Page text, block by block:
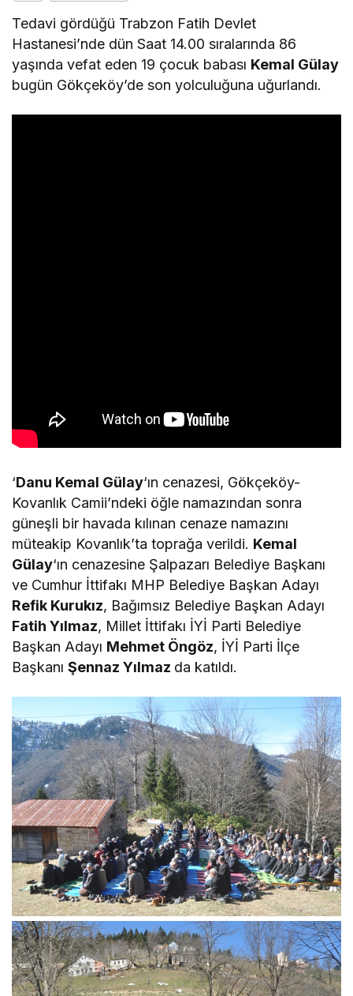
Tedavi gördüğü Trabzon Fatih Devlet
Hastanesi’nde dün Saat 14.00 sıralarında 86
yaşında vefat eden 19 çocuk babası Kemal Gülay
bugün Gökçeköy’de son yolculuğuna uğurlandı.
‘Danu Kemal Gülay‘ın cenazesi, Gökçeköy-
Kovanlık Camii’ndeki öğle namazından sonra
güneşli bir havada kılınan cenaze namazını
müteakip Kovanlık’ta toprağa verildi. Kemal
Gülay‘ın cenazesine Şalpazarı Belediye Başkanı
ve Cumhur İttifakı MHP Belediye Başkan Adayı
Refik Kurukız, Bağımsız Belediye Başkan Adayı
Fatih Yılmaz, Millet İttifakı İYİ Parti Belediye
Başkan Adayı Mehmet Öngöz, İYİ Parti İlçe
BaşkanıŞennaz Yılmaz da katıldı.